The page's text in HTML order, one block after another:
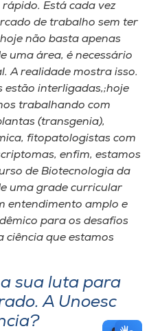
Está cada vez
de trabalho sem ter
não basta apenas
uma área, é necessário
A realidade mostra isso.
estão interligadas,;hoje
trabalhando com
(transgenia),
fitopatologistas com
enfim, estamos
de Biotecnologia da
uma grade curricular
entendimento amplo e
para os desafios
ciência que estamos
sua luta para
A Unoesc